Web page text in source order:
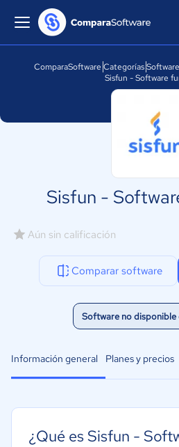
ComparaSoftware Categorías
Sisfun - Software
Sisfun -
Aún sin calificación
Comparar software
Software no disponible
Información general Planes y precios
¿Qué es Sisfun -